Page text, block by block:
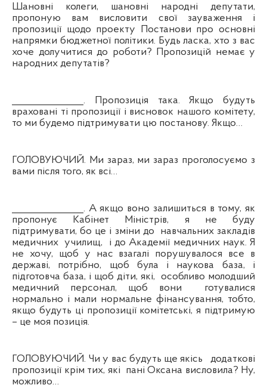
Шановні колеги, шановні народні депутати,
пропоную вам висловити свої зауваження і
пропозиції щодо проекту Постанови про основні
напрямки бюджетної політики. Будь ласка, хто з вас
хоче долучитися до роботи? Пропозицій немає у
народних депутатів?
_______________. Пропозиція така. Якщо будуть
враховані ті пропозиції і висновок нашого комітету,
то ми будемо підтримувати цю постанову. Якщо…
ГОЛОВУЮЧИЙ. Ми зараз, ми зараз проголосуємо з
вами після того, як всі…
_______________. А якщо воно залишиться в тому, як
пропонує Кабінет Міністрів, я не буду
підтримувати, бо це і зміни до
навчальних закладів
медичних училищ,
і до Академії медичних наук. Я
не хочу, щоб у нас взагалі порушувалося все в
державі, потрібно, щоб була і наукова база, і
підготовча база, і щоб діти, які, особливо молодший
медичний персонал, щоб вони
готувалися
нормально і мали нормальне фінансування, тобто,
якщо будуть ці пропозиції комітетські, я підтримую
– це моя позиція.
ГОЛОВУЮЧИЙ. Чи у вас будуть ще якісь
додаткові
пропозиції крім тих, які пані Оксана висловила? Ну,
можливо…